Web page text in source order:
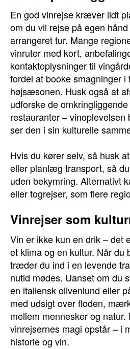
En god vinrejse kræver lidt
om du vil rejse på egen
arrangeret tur. Mange
vinruter med kort,
kontaktoplysninger til
fordel at booke smagninger
højsæsonen. Husk også at
udforske de
restauranter – vinoplevelsen
ser den i sin kulturelle
Hvis du kører selv, så husk
eller planlæg transport, så
uden bekymring. Alternativt
eller togrejser, som flere
Vinrejser som
Vin er ikke kun en drik – det
et klima og en kultur. Når du
træder du ind i en levende
nutid mødes. Uanset om du
en italiensk olivenlund eller
med udsigt over floden,
mellem mennesker og natur.
vinrejsernes magi opstår – i
historie og vin.